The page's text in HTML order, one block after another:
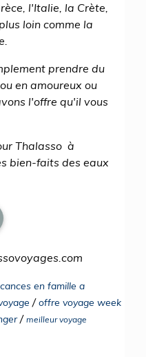
l'Italie, la Crète,
loin comme la
prendre du
en amoureux ou
l'offre qu'il vous
Thalasso à
bien-faits des eaux
en famille a
/offre voyage week
/ meilleur voyage